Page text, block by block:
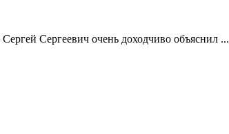
Сергеевич очень доходчиво объяснил ...